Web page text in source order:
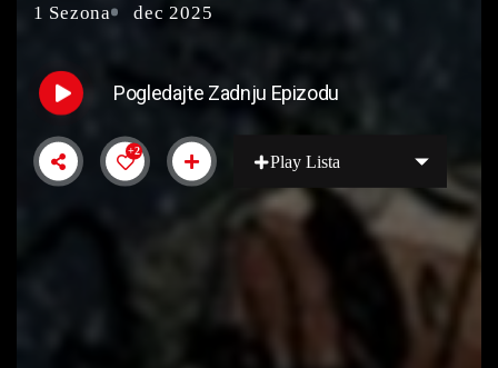
1 Sezona dec 2025
Pogledajte Zadnju Epizodu
+2
Play Lista